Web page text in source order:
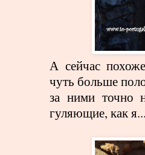
А сейчас
чуть больше
за ними точно
гуляющие, как